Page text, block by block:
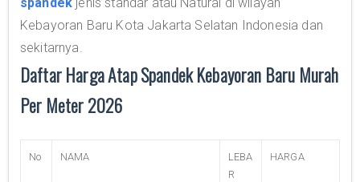
spandek jenis standar atau Natural di wilayah
Kebayoran Baru Kota Jakarta Selatan Indonesia dan
sekitarnya.
Daftar Harga Atap Spandek Kebayoran Baru Murah
Per Meter 2026
No NAMA
LEBA
R
HARGA